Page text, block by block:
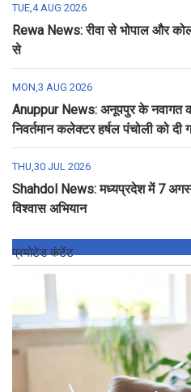
TUE,4 AUG 2026
Rewa News: रीवा से भोपाल और
से
MON,3 AUG 2026
Anuppur News: अनूपपुर के नवागत
निवर्तमान कलेक्टर हर्षल पंचोली को दी
THU,30 JUL 2026
Shahdol News: मध्यप्रदेश में 7
विश्वास अभियान